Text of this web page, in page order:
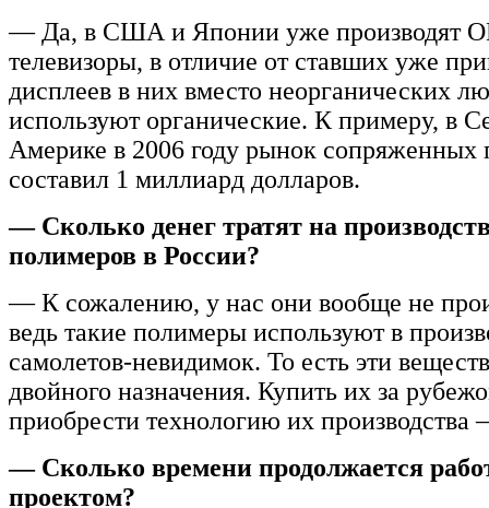
— Да, в США и Японии уже производят
телевизоры, в отличие от ставших уже
дисплеев в них вместо неорганических
используют органические. К примеру, в
Америке в 2006 году рынок сопряженных
составил 1 миллиард долларов.
— Сколько денег тратят на
полимеров в России?
— К сожалению, у нас они вообще не
ведь такие полимеры используют в
самолетов-невидимок. То есть эти
двойного назначения. Купить их за
приобрести технологию их производства
— Сколько времени продолжается
проектом?